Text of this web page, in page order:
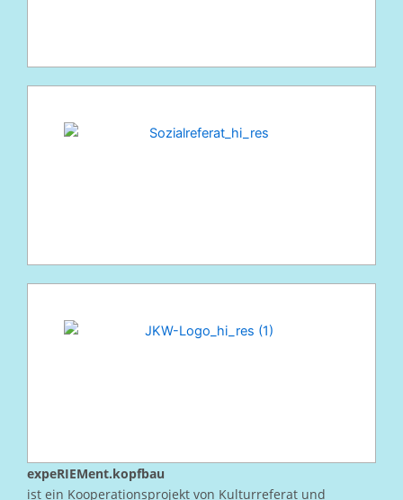
expeRIEMent.kopfbau
ist ein Kooperationsprojekt von Kulturreferat und